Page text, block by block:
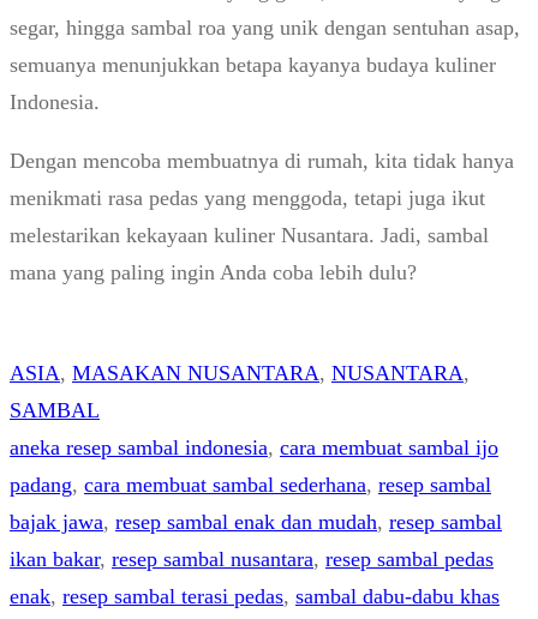
segar, hingga sambal roa yang unik dengan sentuhan asap,
semuanya menunjukkan betapa kayanya budaya kuliner
Indonesia.
Dengan mencoba membuatnya di rumah, kita tidak hanya
menikmati rasa pedas yang menggoda, tetapi juga ikut
melestarikan kekayaan kuliner Nusantara. Jadi, sambal
mana yang paling ingin Anda coba lebih dulu?
ASIA, MASAKAN NUSANTARA, NUSANTARA
SAMBAL
aneka resep sambal indonesia, cara membuat sambal ijo
padang, cara membuat sambal sederhana, resep sambal
bajak jawa, resep sambal enak dan mudah, resep sambal
ikan bakar, resep sambal nusantara, resep sambal pedas
enak, resep sambal terasi pedas, sambal dabu-dabu khas